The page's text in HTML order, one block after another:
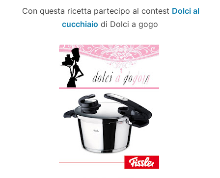
Con questa ricetta partecipo al contest Dolci al
cucchiaio di Dolci a gogo